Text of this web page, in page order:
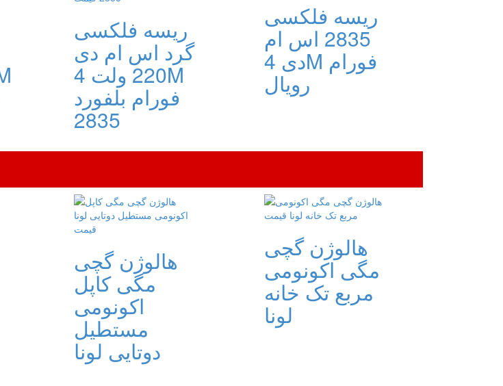
ریسه فلکسی
گرد اس ام دی
220 ولت 4M
فورام بلفورد
2835
ریسه فلکسی
2835 اس ام
دی 4M فورام
رویال
هالوژن گچی
مگی کاپل
اکونومی
مستطیل
دوتایی لونا
هالوژن گچی
مگی اکونومی
مربع تک خانه
لونا